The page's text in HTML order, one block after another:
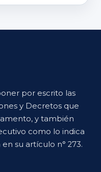
por escrito las
y Decretos que
y también
como lo indica
su artículo n° 273.